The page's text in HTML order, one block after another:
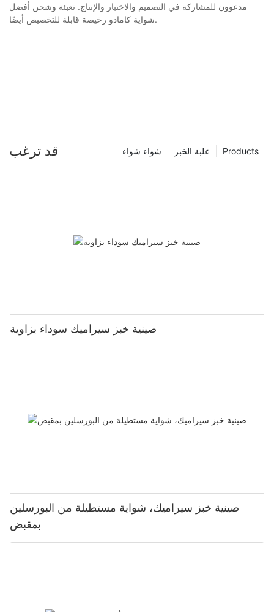
مدعوون للمشاركة في التصميم والاختبار والإنتاج. تعبئة وشحن أفضل
شواية كامادو رخيصة قابلة للتخصيص أيضًا.
قد ترغب Products علبة الخبز شواء شواء
صينية خبز سيراميك سوداء بزاوية
صينية خبز سيراميك، شواية مستطيلة من البورسلين
بمقبض